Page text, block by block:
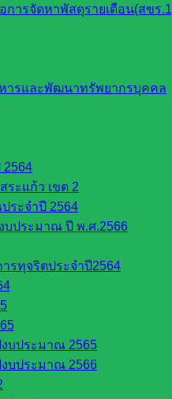
การจัดหาพัสดุรายเดือน(สขร
ารและพัฒนาทรัพยากรบุคคล
ระแก้ว เขต 2
ระจำปี 2564
บประมาณ ปี พ.ศ.2566
รทุจริตประจำปี2564
บประมาณ 2565
บประมาณ 2566
Design By SK2 ICT